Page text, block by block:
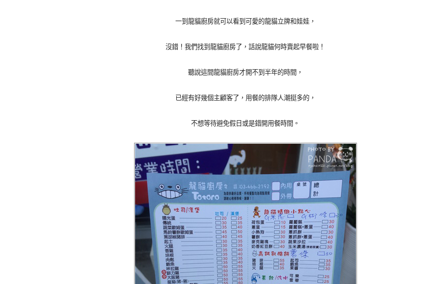
一到龍貓廚房就可以看到可愛的龍貓立牌和娃娃，
沒錯！我們找到龍貓廚房了，話說龍貓何時賣起早餐啦！
聽說這間龍貓廚房才開不到半年的時間，
已經有好幾個主顧客了，用餐的排隊人潮挺多的，
不想等待避免假日或是錯開用餐時間。